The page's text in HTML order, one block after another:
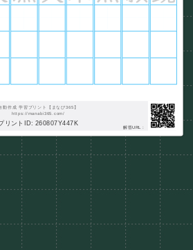
動作成 学習プリント【まなび365】
https://manabi365.com/
リントID: 260807Y447K
解答URL :